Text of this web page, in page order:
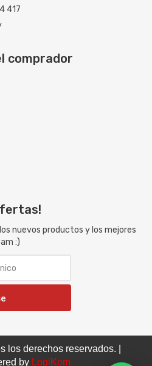
417
comprador
nuevos productos y los mejores
:)
los derechos reservados. |
by LogiKom